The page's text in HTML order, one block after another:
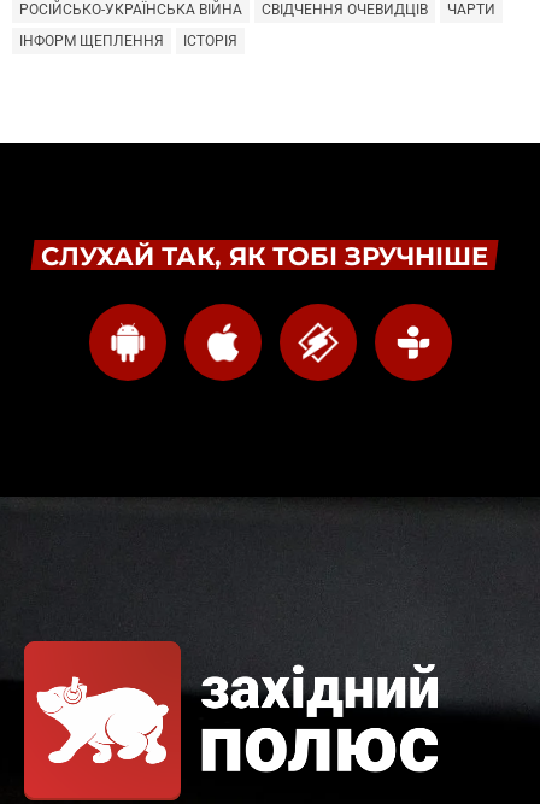
РОСІЙСЬКО-УКРАЇНСЬКА ВІЙНА
СВІДЧЕННЯ ОЧЕВИДЦІВ
ЧАРТИ
ІНФОРМ ЩЕПЛЕННЯ
ІСТОРІЯ
СЛУХАЙ ТАК, ЯК ТОБІ ЗРУЧНІШЕ